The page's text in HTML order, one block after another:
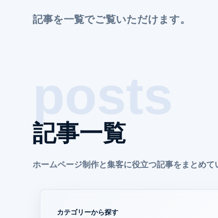
記事を一覧でご覧いただけます。
記事一覧
ホームページ制作と集客に役立つ記事をまとめて
カテゴリーから探す